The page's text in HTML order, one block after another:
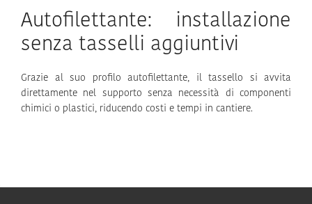
Autofilettante: installazione
senza tasselli aggiuntivi
Grazie al suo profilo autofilettante, il tassello si avvita
direttamente nel supporto senza necessità di componenti
chimici o plastici, riducendo costi e tempi in cantiere.